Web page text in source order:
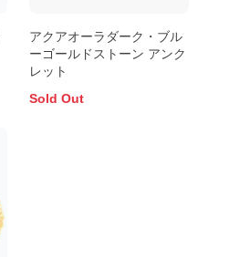
アクアオーラダーク・ブル
ーゴールドストーン アンク
レット
Sold Out